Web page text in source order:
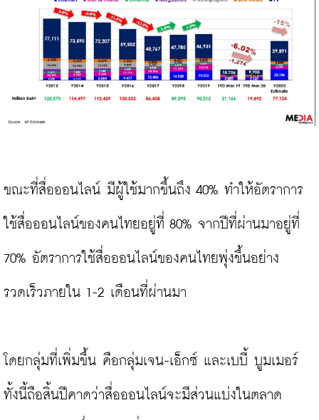
ขณะที่สื่อออนไลน์ มีผู้ใช้มากขึ้นถึง 40% ทำให้อัตราการ
ใช้สื่อออนไลน์ของคนไทยอยู่ที่ 80% จากปีที่ผ่านมาอยู่ที่
70% อัตราการใช้สื่อออนไลน์ของคนไทยพุ่งขึ้นอย่าง
รวดเร็วภายใน 1-2 เดือนที่ผ่านมา
โดยกลุ่มที่เพิ่มขึ้น คือกลุ่มเจน-เอ็กซ์ และเบบี้ บูมเมอร์
ทั้งนี้ถือสิ้นปีคาดว่าสื่อออนไลน์จะมีส่วนแบ่งในตลาด